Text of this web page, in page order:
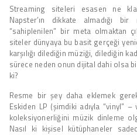
Streaming siteleri esasen ne
Napster’ın dikkate almadığı
“sahiplenilen” bir meta olmaktan
siteler dünyaya bu basit gerçeği
karşılığı dilediğin müziği, dilediğin
sürece neden onun dijital dahi olsa
ki?
Resme bir şey daha eklemek
Eskiden LP (şimdiki adıyla “vinyl”
koleksiyonerliğini müzik dinleme
Nasıl ki kişisel kütüphaneler